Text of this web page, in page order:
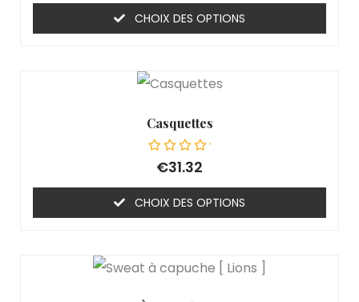
CHOIX DES OPTIONS
Casquettes
Note
€31.32
CHOIX DES OPTIONS